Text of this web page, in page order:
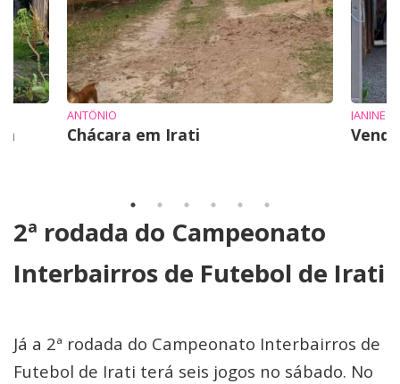
ANTÔNIO
Chácara em Irati
JANINE
2ª rodada do Campeonato
Interbairros de Futebol de Irati
Já a 2ª rodada do Campeonato Interbairros de
Futebol de Irati terá seis jogos no sábado. No